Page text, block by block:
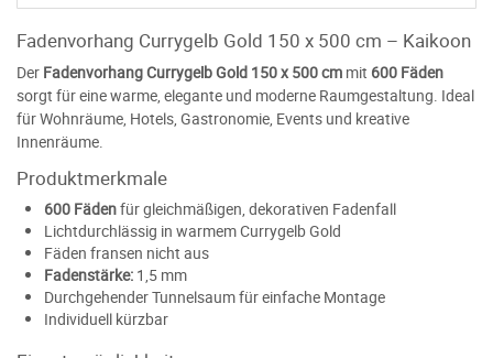
Fadenvorhang Currygelb Gold 150 x 500 cm – Kaikoon
Der Fadenvorhang Currygelb Gold 150 x 500 cm mit 600 Fäden
sorgt für eine warme, elegante und moderne Raumgestaltung. Ideal
für Wohnräume, Hotels, Gastronomie, Events und kreative
Innenräume.
Produktmerkmale
600 Fädenfür gleichmäßigen, dekorativen Fadenfall
Lichtdurchlässig in warmem Currygelb Gold
Fäden fransen nicht aus
Fadenstärke: 1,5 mm
Durchgehender Tunnelsaum für einfache Montage
Individuell kürzbar